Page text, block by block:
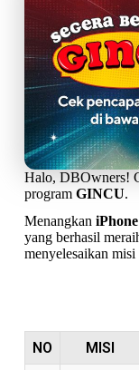
Halo, DBOwners!
program GINCU.
Menangkan
yang berhasil
menyelesaikan
NO MISI